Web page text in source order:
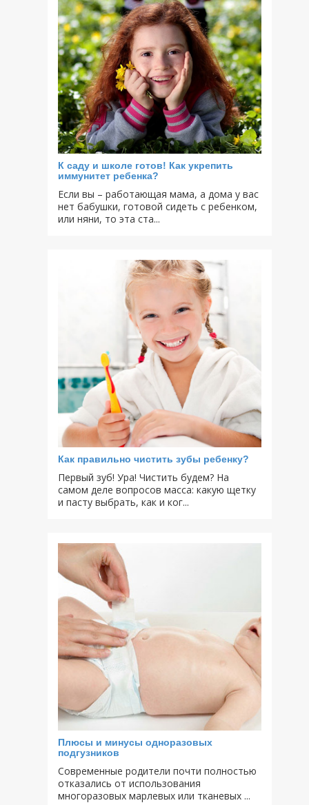
К саду и школе готов! Как укрепить
иммунитет ребенка?
Если вы – работающая мама, а дома у вас
нет бабушки, готовой сидеть с ребенком,
или няни, то эта ста...
Как правильно чистить зубы ребенку?
Первый зуб! Ура! Чистить будем? На
самом деле вопросов масса: какую щетку
и пасту выбрать, как и ког...
Плюсы и минусы одноразовых
подгузников
Современные родители почти полностью
отказались от использования
многоразовых марлевых или тканевых ...